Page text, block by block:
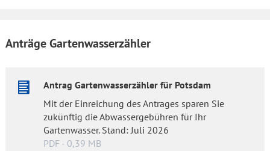
Anträge Gartenwasserzähler
Antrag Gartenwasserzähler für Potsdam
Mit der Einreichung des Antrages sparen Sie
zukünftig die Abwassergebühren für Ihr
Gartenwasser. Stand: Juli 2026
PDF - 0,39 MB